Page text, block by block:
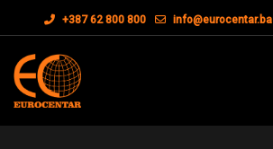
+387 62 800 800 info@eurocentar.ba